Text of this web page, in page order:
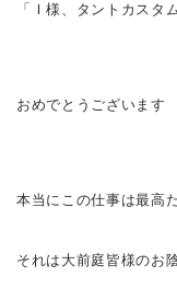
「Ｉ様、タントカスタム
おめでとうございます
本当にこの仕事は最高
それは大前庭皆様のお